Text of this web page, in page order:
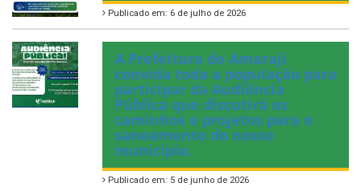
Publicado em: 6 de julho de 2026
A Prefeitura de Amaraji
convida toda a população para
participar da Audiência
Pública que discutirá os
caminhos e projetos para o
saneamento do nosso
município.
Publicado em: 5 de junho de 2026